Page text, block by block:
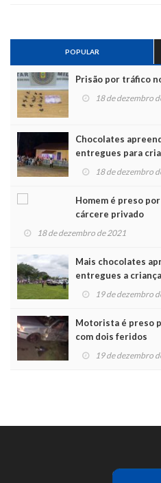
POPULAR
Prisão por tráfico
18 de dezembro
Chocolates
entregues para
Noel
18 de dezembro
Homem é preso
cárcere privado
18 de dezembro de 2021
Mais chocolates
entregues a
19 de dezembro
Motorista é preso
com dois feridos
19 de dezembro